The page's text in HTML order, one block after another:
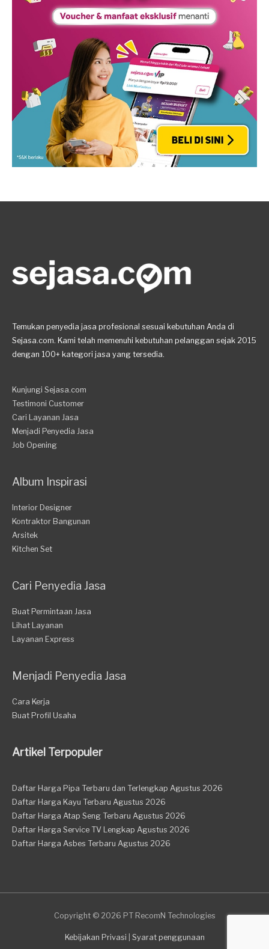
Temukan penyedia jasa profesional sesuai kebutuhan Anda di
Sejasa.com. Kami telah memenuhi kebutuhan pelanggan sejak 2015
dengan 100+ kategori jasa yang tersedia.
Kunjungi Sejasa.com
Testimoni Customer
Cari Layanan Jasa
Menjadi Penyedia Jasa
Job Opening
Album Inspirasi
Interior Designer
Kontraktor Bangunan
Arsitek
Kitchen Set
Cari Penyedia Jasa
Buat Permintaan Jasa
Lihat Layanan
Layanan Express
Menjadi Penyedia Jasa
Cara Kerja
Buat Profil Usaha
Artikel Terpopuler
Daftar Harga Pipa Terbaru dan Terlengkap Agustus 2026
Daftar Harga Kayu Terbaru Agustus 2026
Daftar Harga Atap Seng Terbaru Agustus 2026
Daftar Harga Service TV Lengkap Agustus 2026
Daftar Harga Asbes Terbaru Agustus 2026
Copyright © 2026 PT RecomN Technologies
Kebijakan Privasi Syarat penggunaan